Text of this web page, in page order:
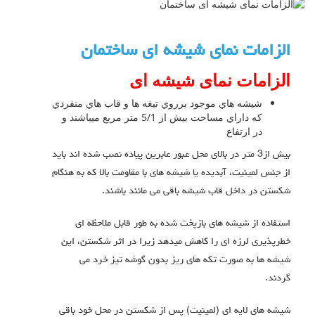
الزامات نمای شیشه ای ساختمان
الزامات نمای شیشه ای
شیشه هاي موجود برروي تیغه ها و قاب هاي منفردي
که داراي مساحت بیش از 5/1 متر مربع میباشند و
در ارتفاع
بیش از3 متر در بالاي محل عبور عابرین پیاده نصب شده اند باید
از جنس لمینیت، آبدیده یا شیشه هاي با مقاومت بالا که به هنگام
شکستن در داخل قاب شیشه باقی می مانند باشند.
استفاده از شیشه هاي بازپخت شده به طور قابل ملاحظه اي
خطرپذیري لرزه اي را کاهش میدهد زیرا در اثر شکستن، این
شیشه ها به صورت تکه هاي ریز بدون گوشه تیز خرد می
گردند.
شیشه هاي لایه اي (لمینیت) پس از شکستن در محل خود باقی